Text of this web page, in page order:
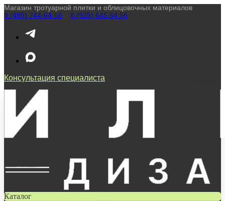
Магазин тротуарной плитки и облицовочных материалов
8 (495) 744-64-56
8 (925) 645 64 56
Консультация специалиста
Каталог